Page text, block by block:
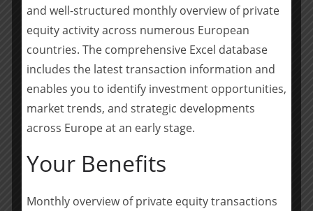
Wirbelsäulenchirurgie betreffen.
Durch den Anteilserwerb von Ortheum sollen das
Wachstumspotenzial der Praxisgruppe ausgeschöpft
sowie die regionale Präsenz in Hamburg und
Umgebung ausgebaut werden.
RSM Ebner Stolz begleitete die Transaktion käuferseitig
Team RSM Ebner Stolz: Markus Schmal
(Projektverantwortlicher Partner, Transaction Advisory
and well-structured monthly overview of private
equity activity across numerous European
countries. The comprehensive Excel database
includes the latest transaction information and
enables you to identify investment opportunities,
market trends, and strategic developments
across Europe at an early stage.
Your Benefits
Monthly overview of private equity transactions